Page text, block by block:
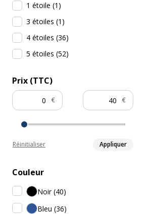
1 étoile (1 )
3 étoiles (1 )
4 étoiles (36)
5 étoiles (52)
Prix (TTC)
€ €
Réinitialiser Appliquer
Couleur
Noir(40)
Bleu (36)